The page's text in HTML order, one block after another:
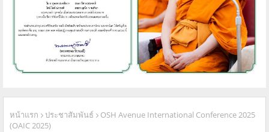
หน้าแรก ประชาสัมพันธ์
OSH Avenue International Conference 2025
(OAIC 2025)